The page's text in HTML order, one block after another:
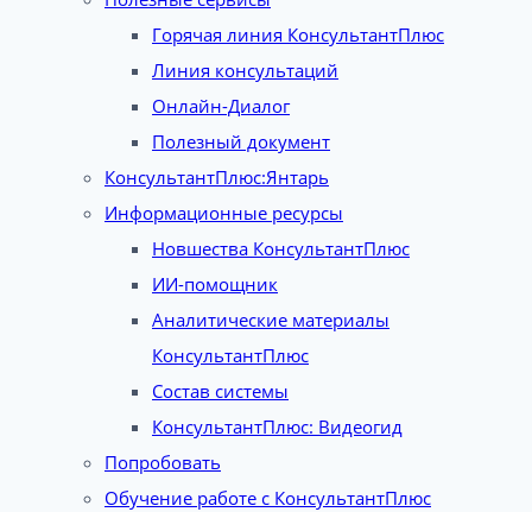
Горячая линия КонсультантПлюс
Линия консультаций
Онлайн-Диалог
Полезный документ
КонсультантПлюс:Янтарь
Информационные ресурсы
Новшества КонсультантПлюс
ИИ-помощник
Аналитические материалы
КонсультантПлюс
Состав системы
КонсультантПлюс: Видеогид
Попробовать
Обучение работе с КонсультантПлюс